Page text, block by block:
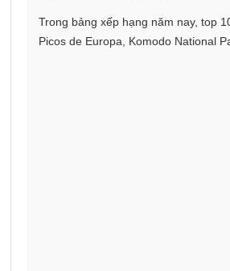
Trong bảng xếp hạng năm nay, top
Picos de Europa, Komodo National